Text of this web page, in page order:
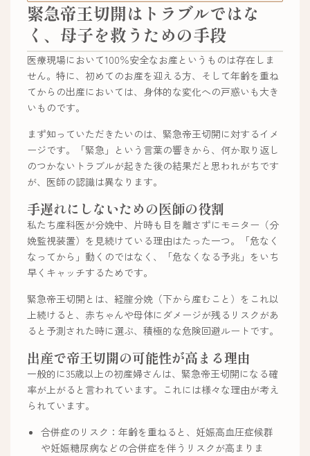
緊急帝王切開はトラブルではな
く、母子を救うための手段
医療現場において100％安全なお産というものは存在しま
せん。特に、初めてのお産を迎える方、そして年齢を重ね
てからの出産においては、身体的な変化への戸惑いも大き
いものです。
まず知っていただきたいのは、緊急帝王切開に対するイメ
ージです。「緊急」という言葉の響きから、何か取り返し
のつかないトラブルが起きた後の結果だと思われがちです
が、医師の認識は異なります。
手遅れにしないための医師の役割
私たち産科医が分娩中、片時も目を離さずにモニター（分
娩監視装置）を見続けている理由はたった一つ。「危なく
なってから」動くのではなく、「危なくなる予兆」をいち
早くキャッチするためです。
緊急帝王切開とは、経腟分娩（下から産むこと）をこれ以
上続けると、赤ちゃんや母体にダメージが残るリスクがあ
ると予測された時に選ぶ、積極的な危険回避ルートです。
出産で帝王切開の可能性が高まる理由
一般的に35歳以上の初産婦さんは、緊急帝王切開になる確
率が上がると言われています。これには様々な理由が考え
られています。
合併症のリスク：年齢を重ねると、妊娠高血圧症候群
や妊娠糖尿病などの合併症を伴うリスクが高まりま